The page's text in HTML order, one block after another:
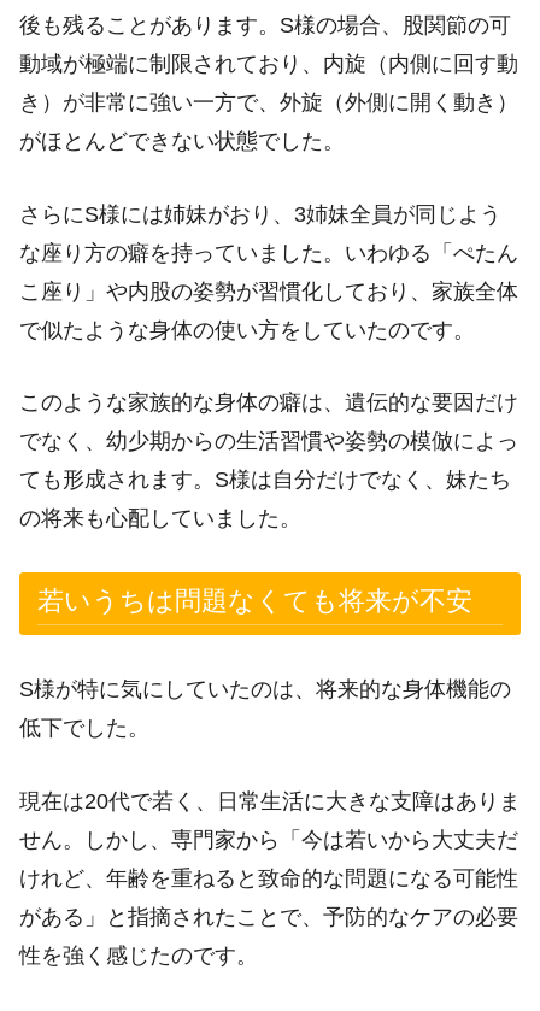
後も残ることがあります。S様の場合、股関節の可
動域が極端に制限されており、内旋（内側に回す動
き）が非常に強い一方で、外旋（外側に開く動き）
がほとんどできない状態でした。
さらにS様には姉妹がおり、3姉妹全員が同じよう
な座り方の癖を持っていました。いわゆる「ぺたん
こ座り」や内股の姿勢が習慣化しており、家族全体
で似たような身体の使い方をしていたのです。
このような家族的な身体の癖は、遺伝的な要因だけ
でなく、幼少期からの生活習慣や姿勢の模倣によっ
ても形成されます。S様は自分だけでなく、妹たち
の将来も心配していました。
若いうちは問題なくても将来が不安
S様が特に気にしていたのは、将来的な身体機能の
低下でした。
現在は20代で若く、日常生活に大きな支障はありま
せん。しかし、専門家から「今は若いから大丈夫だ
けれど、年齢を重ねると致命的な問題になる可能性
がある」と指摘されたことで、予防的なケアの必要
性を強く感じたのです。